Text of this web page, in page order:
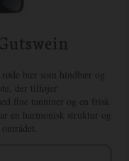
bær som hindbær og
der tilføjer
fine tanniner og en frisk
en harmonisk struktur og